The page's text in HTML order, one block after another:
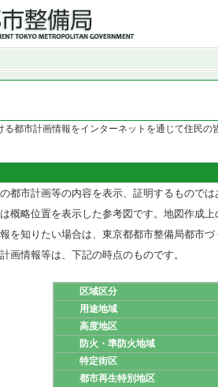
る都市計画情報をインターネットを通じて住民
都市計画等の内容を表示、証明するもので
概略位置を表示した参考図です。地図作成
を知りたい場合は、東京都都市整備局都市
画情報等は、下記の時点のものです。
区域区分
用途地域
高度地区
防火・準防火地域
特定街区
都市再生特別地区